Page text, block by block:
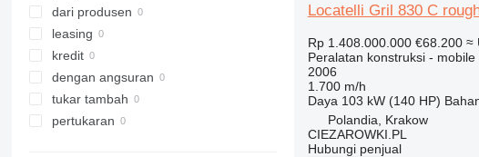
320
321
322
323
324
325
8026
8030
8035
CT
JS
JZ
Toucan
dari produsen
leasing
kredit
dengan angsuran
tukar tambah
pertukaran
Locatelli Gril 830 C
Rp 1.408.000.000 €68.200 ≈
Peralatan konstruksi - mobile
2006
1.700 m/h
Daya 103 kW (140 HP)
Polandia, Krakow
CIEZAROWKI.PL
Hubungi penjual